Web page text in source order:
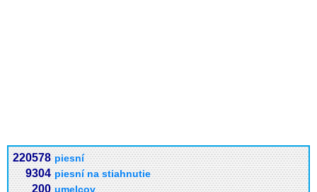
220578 piesní
9304 piesní na stiahnutie
200 umelcov